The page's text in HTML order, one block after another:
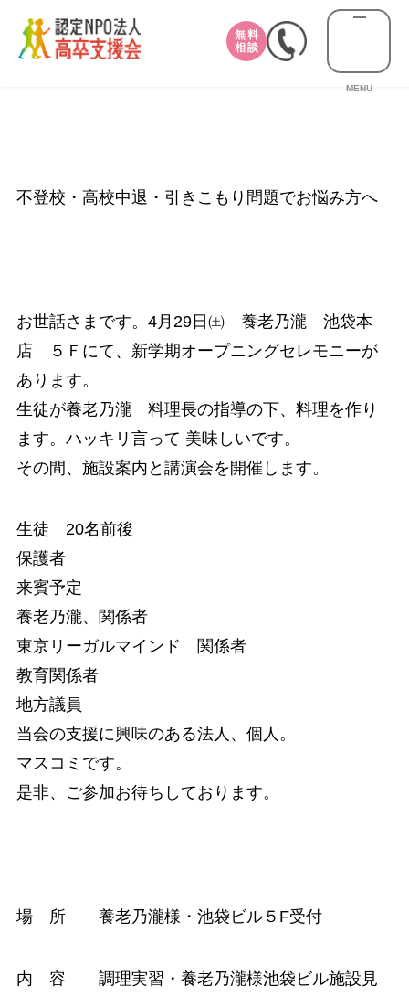
無料
相談
MENU
不登校・高校中退・引きこもり問題でお悩み方へ
お世話さまです。4月29日㈯ 養老乃瀧 池袋本
店 ５Ｆにて、新学期オープニングセレモニーが
あります。
生徒が養老乃瀧 料理長の指導の下、料理を作り
ます。ハッキリ言って 美味しいです。
その間、施設案内と講演会を開催します。
生徒 20名前後
保護者
来賓予定
養老乃瀧、関係者
東京リーガルマインド 関係者
教育関係者
地方議員
当会の支援に興味のある法人、個人。
マスコミです。
是非、ご参加お待ちしております。
場 所 養老乃瀧様・池袋ビル５F受付
内 容 調理実習・養老乃瀧様池袋ビル施設見